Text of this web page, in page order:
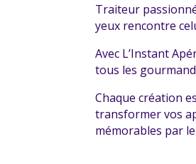
Traiteur
yeux rencontre
Avec L’Instant
tous les
Chaque création
transformer vos
mémorables par